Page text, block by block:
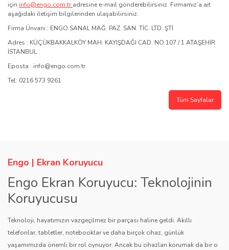
için info@engo.com.tr adresine e-mail gönderebilirsiniz. Firmamız’a ait
aşağıdaki iletişim bilgilerinden ulaşabilirsiniz.
Firma Ünvanı : ENGO SANAL MAĞ. PAZ. SAN. TİC. LTD. ŞTİ
Adres : KÜÇÜKBAKKALKÖY MAH. KAYIŞDAĞI CAD. NO:107 / 1 ATAŞEHİR
İSTANBUL
Eposta : info@engo.com.tr
Tel: 0216 573 9261
Tüm Sayfalar
Engo | Ekran Koruyucu
Engo Ekran Koruyucu: Teknolojinin
Koruyucusu
Teknoloji, hayatımızın vazgeçilmez bir parçası haline geldi. Akıllı
telefonlar, tabletler, notebooklar ve daha birçok cihaz, günlük
yaşamımızda önemli bir rol oynuyor. Ancak bu cihazları korumak da bir o